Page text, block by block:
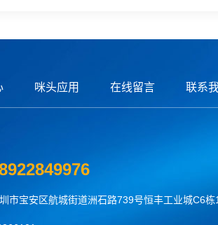
咪头应用 在线留言 联系我
市宝安区航城街道洲石路739号恒丰工业城C6栋